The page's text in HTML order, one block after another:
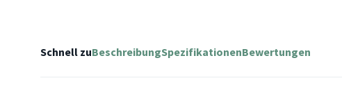
Schnell zuBeschreibungSpezifikationenBewertungen